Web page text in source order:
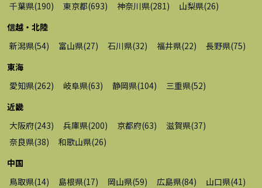
千葉県(190) 東京都(693) 神奈川県(281 ) 山梨県(26)
信越・北陸
新潟県(54) 富山県(27) 石川県(32) 福井県(22) 長野県(75)
東海
愛知県(262) 岐阜県(63) 静岡県(104) 三重県(52)
近畿
大阪府(243) 兵庫県(200) 京都府(63) 滋賀県(37)
奈良県(38) 和歌山県(26)
中国
鳥取県(14) 島根県(17) 岡山県(59) 広島県(84) 山口県(41 )